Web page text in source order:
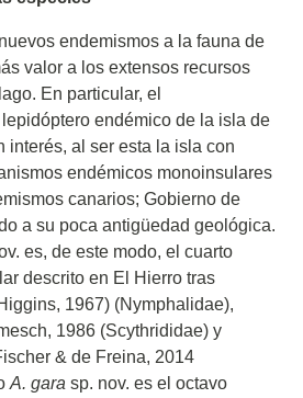
endemismos a la fauna de
valor a los extensos recursos
En particular, el
endémico de la isla de
interés, al ser esta la isla con
endémicos monoinsulares
canarios; Gobierno de
a su poca antigüedad geológica.
es, de este modo, el cuarto
descrito en El Hierro tras
1967) (Nymphalidae),
1986 (Scythrididae) y
& de Freina, 2014
A. gara sp. nov. es el octavo